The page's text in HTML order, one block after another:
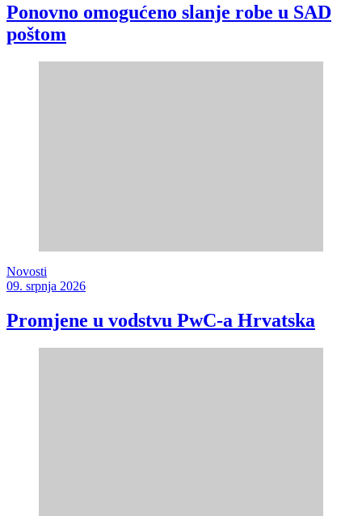
Ponovno omogućeno slanje robe u SAD
poštom
Novosti
09. srpnja 2026
Promjene u vodstvu PwC-a Hrvatska